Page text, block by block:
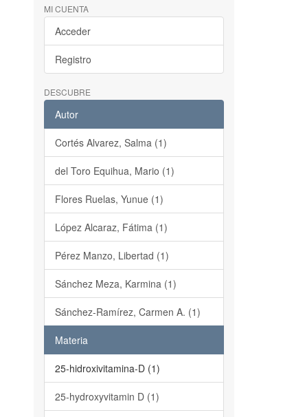
MI CUENTA
Acceder
Registro
DESCUBRE
Autor
Cortés Alvarez, Salma (1)
del Toro Equihua, Mario (1)
Flores Ruelas, Yunue (1)
López Alcaraz, Fátima (1)
Pérez Manzo, Libertad (1)
Sánchez Meza, Karmina (1)
Sánchez-Ramírez, Carmen A. (1)
Materia
25-hidroxivitamina-D (1)
25-hydroxyvitamin D (1)